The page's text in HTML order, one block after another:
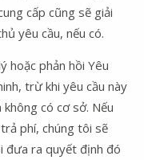
cấp cũng sẽ giải
yêu cầu, nếu có.
hoặc phản hồi Yêu
trừ khi yêu cầu này
có cơ sở. Nếu
phí, chúng tôi sẽ
đưa ra quyết định đó